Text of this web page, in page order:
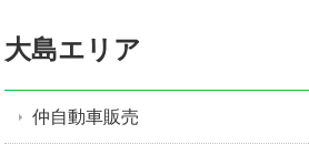
大島エリア
仲自動車販売